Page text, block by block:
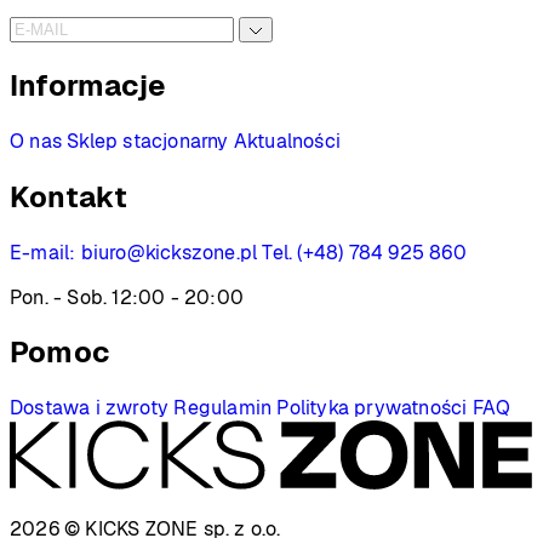
Informacje
O nas Sklep stacjonarny Aktualności
Kontakt
E-mail: biuro@kickszone.pl Tel. (+48) 784 925 860
Pon. - Sob. 12:00 - 20:00
Pomoc
Dostawa i zwroty Regulamin Polityka prywatności FAQ
2026 © KICKS ZONE sp. z o.o.